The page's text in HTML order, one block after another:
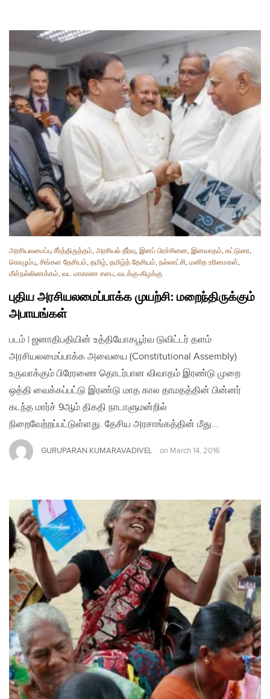
அரசியலமைப்பு சீர்த்திருத்தம், அரசியல் தீர்வு, இனப் பிரச்சினை, இனவாதம், கட்டுரை,
கொழும்பு, சிங்கள தேசியம், தமிழ், தமிழ்த் தேசியம், நல்லாட்சி, மனித உரிமைகள்,
மீள்நல்லிணக்கம், வட மாகாண சபை, வடக்கு-கிழக்கு
புதிய அரசியலமைப்பாக்க முயற்சி: மறைந்திருக்கும்
அபாயங்கள்
படம் | ஜனாதிபதியின் உத்தியோகபூர்வ டுவிட்டர் தளம்
அரசியலமைப்பாக்க அவையை (Constitutional Assembly)
உருவாக்கும் பிரேரணை தொடர்பான விவாதம் இரண்டு முறை
ஒத்தி வைக்கப்பட்டு இரண்டு மாத கால தாமதத்தின் பின்னர்
கடந்த மார்ச் 9ஆம் திகதி நாடாளுமன்றில்
நிறைவேற்றப்பட்டுள்ளது. தேசிய அரசாங்கத்தின் மீது…
GURUPARAN KUMARAVADIVEL on March 14, 2016